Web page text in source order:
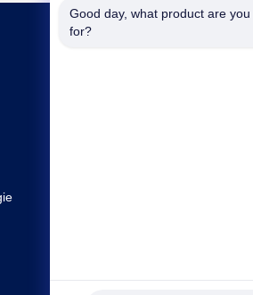
Good day, what product are you
for?